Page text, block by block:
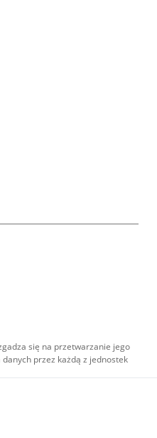
się na przetwarzanie jego
przez każdą z jednostek